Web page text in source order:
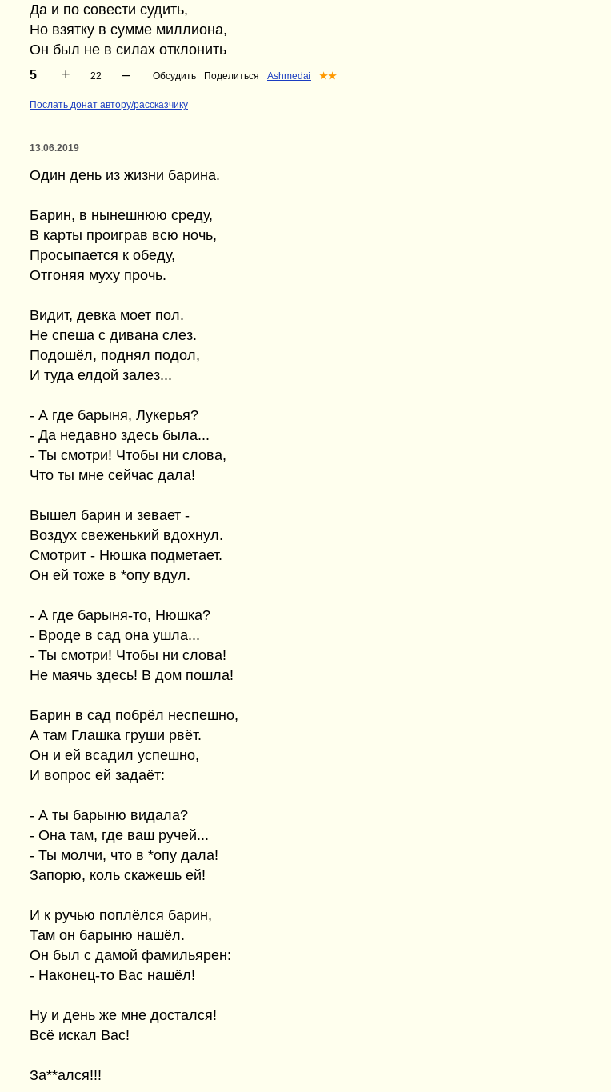
Да и по совести судить,
Но взятку в сумме миллиона,
Он был не в силах отклонить
5 + 22 – Обсудить Поделиться Ashmedai ★★
Послать донат автору/рассказчику
13.06.2019
Один день из жизни барина.
Барин, в нынешнюю среду,
В карты проиграв всю ночь,
Просыпается к обеду,
Отгоняя муху прочь.
Видит, девка моет пол.
Не спеша с дивана слез.
Подошёл, поднял подол,
И туда елдой залез...
- А где барыня, Лукерья?
- Да недавно здесь была...
- Ты смотри! Чтобы ни слова,
Что ты мне сейчас дала!
Вышел барин и зевает -
Воздух свеженький вдохнул.
Смотрит - Нюшка подметает.
Он ей тоже в *опу вдул.
- А где барыня-то, Нюшка?
- Вроде в сад она ушла...
- Ты смотри! Чтобы ни слова!
Не маячь здесь! В дом пошла!
Барин в сад побрёл неспешно,
А там Глашка груши рвёт.
Он и ей всадил успешно,
И вопрос ей задаёт:
- А ты барыню видала?
- Она там, где ваш ручей...
- Ты молчи, что в *опу дала!
Запорю, коль скажешь ей!
И к ручью поплёлся барин,
Там он барыню нашёл.
Он был с дамой фамильярен:
- Наконец-то Вас нашёл!
Ну и день же мне достался!
Всё искал Вас!
За**ался!!!